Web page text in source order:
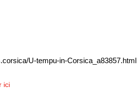
U-tempu-in-Corsica_a83857.html
ici